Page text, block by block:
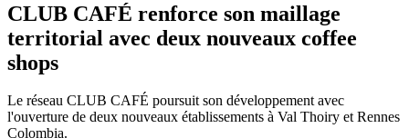
CLUB CAFÉ renforce son maillage
territorial avec deux nouveaux coffee
shops
Le réseau CLUB CAFÉ poursuit son développement avec
l'ouverture de deux nouveaux établissements à Val Thoiry et Rennes
Colombia.